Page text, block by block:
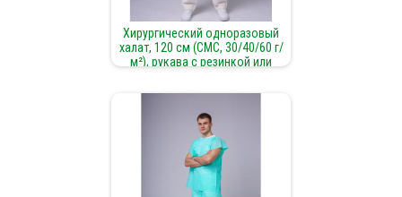
Хирургический одноразовый
халат, 120 см (СМС, 30/40/60 г/
м²), рукава с резинкой или
нестильный.